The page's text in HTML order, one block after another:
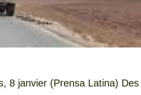
8 janvier (Prensa Latina) Des